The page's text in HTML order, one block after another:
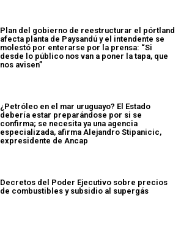
Plan del gobierno de reestructurar el pórtland
afecta planta de Paysandú y el intendente se
molestó por enterarse por la prensa: “Si
desde lo público nos van a poner la tapa, que
nos avisen”
¿Petróleo en el mar uruguayo? El Estado
debería estar preparándose por si se
confirma; se necesita ya una agencia
especializada, afirma Alejandro Stipanicic,
expresidente de Ancap
Decretos del Poder Ejecutivo sobre precios
de combustibles y subsidio al supergás